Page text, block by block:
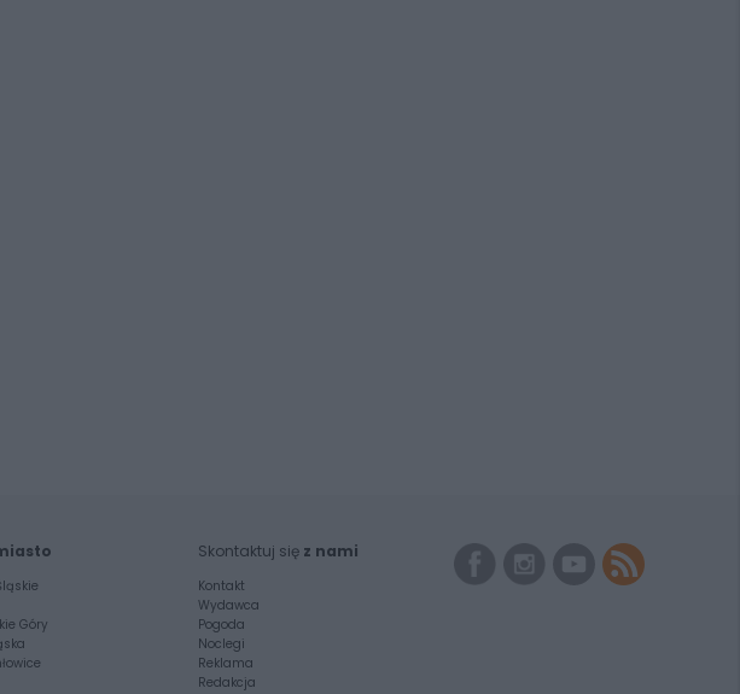
Góry
Skontaktuj się z nami
Kontakt
Wydawca
Pogoda
Noclegi
Reklama
Redakcja